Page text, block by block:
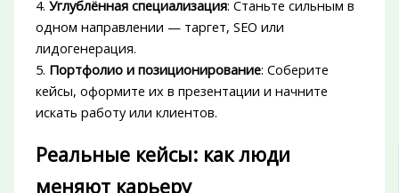
4. Углублённая специализация: Станьте сильным в
одном направлении — таргет, SEO или
лидогенерация.
5. Портфолио и позиционирование: Соберите
кейсы, оформите их в презентации и начните
искать работу или клиентов.
Реальные кейсы: как люди
меняют карьеру